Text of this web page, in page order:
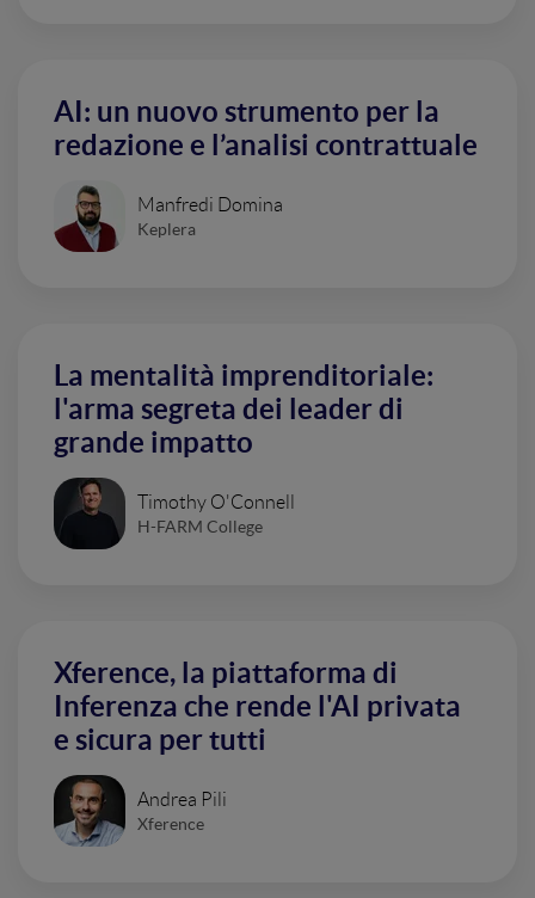
AI: un nuovo strumento per la
redazione e l’analisi contrattuale
Manfredi Domina
Keplera
La mentalità imprenditoriale:
l'arma segreta dei leader di
grande impatto
Timothy O'Connell
H-FARM College
Xference, la piattaforma di
Inferenza che rende l'AI privata
e sicura per tutti
Andrea Pili
Xference